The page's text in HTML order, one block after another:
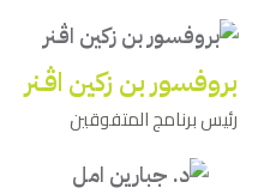
بروفسور بن زكين اﭬـنر
رئيس برنامج المتفوقين